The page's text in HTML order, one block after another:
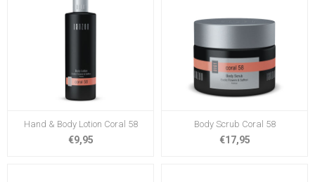
Hand & Body Lotion Coral 58
€9,95
Body Scrub Coral 58
€17,95